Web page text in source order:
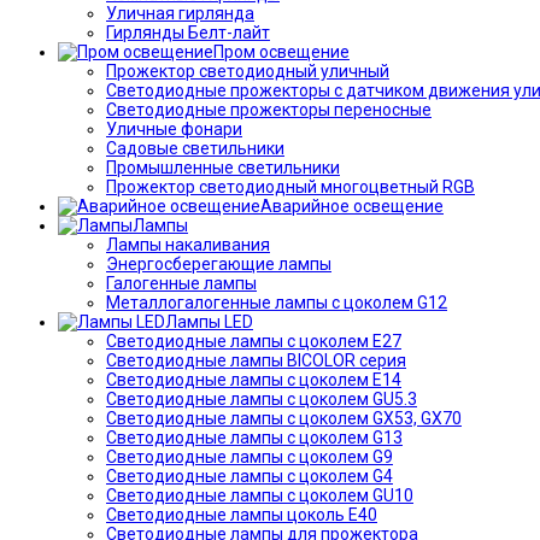
Уличная гирлянда
Гирлянды Белт-лайт
Пром освещение
Прожектор светодиодный уличный
Светодиодные прожекторы с датчиком движения
Светодиодные прожекторы переносные
Уличные фонари
Садовые светильники
Промышленные светильники
Прожектор светодиодный многоцветный RGB
Аварийное освещение
Лампы
Лампы накаливания
Энергосберегающие лампы
Галогенные лампы
Металлогалогенные лампы с цоколем G12
Лампы LED
Светодиодные лампы с цоколем E27
Светодиодные лампы BICOLOR серия
Светодиодные лампы с цоколем E14
Светодиодные лампы с цоколем GU5.3
Светодиодные лампы с цоколем GX53, GX70
Светодиодные лампы с цоколем G13
Светодиодные лампы с цоколем G9
Светодиодные лампы с цоколем G4
Светодиодные лампы с цоколем GU10
Светодиодные лампы цоколь Е40
Светодиодные лампы для прожектора